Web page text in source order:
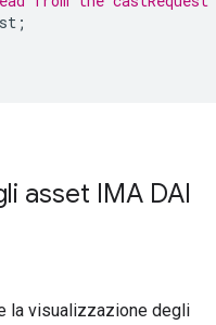
;
asset IMA DAI
la visualizzazione degli